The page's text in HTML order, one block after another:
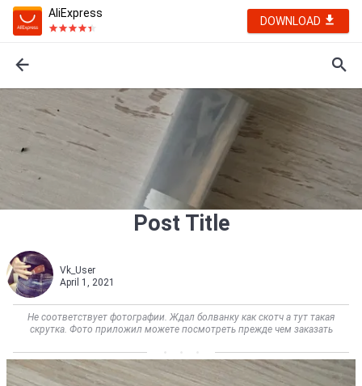
AliExpress
DOWNLOAD
Post Title
Vk_User
April 1, 2021
Не соответствует фотографии. Ждал болванку как скотч а тут такая
скрутка. Фото приложил можете посмотреть прежде чем заказать